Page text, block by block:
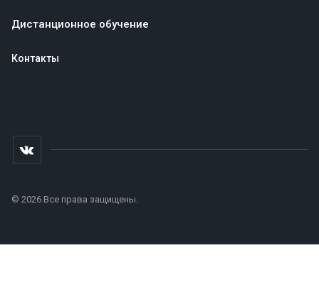
Дистанционное обучение
Контакты
© 2026 Все права защищены.